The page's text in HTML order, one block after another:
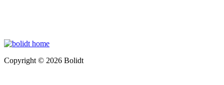
Copyright © 2026 Bolidt